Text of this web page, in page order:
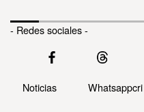
- Redes sociales -
Noticias Whatsappcri